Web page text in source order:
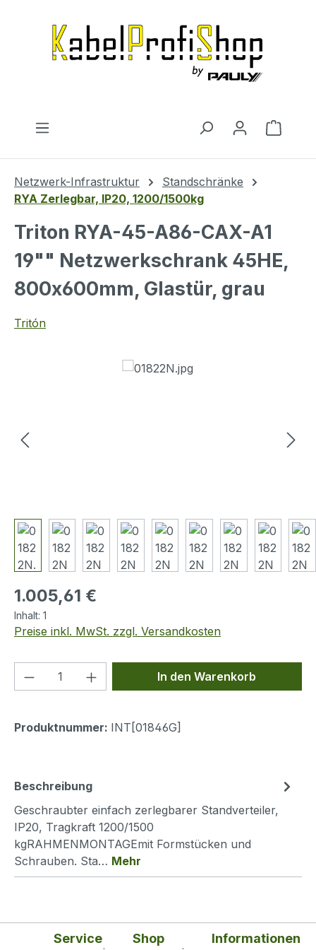
Netzwerk-Infrastruktur
Standschränke
RYA Zerlegbar, IP20, 1200/1500kg
Triton RYA-45-A86-CAX-A1
19"" Netzwerkschrank 45HE,
800x600mm, Glastür, grau
Tritón
Bildergalerie überspringen
Regulärer Preis:
1.005,61 €
Inhalt: 1
Preise inkl. MwSt. zzgl. Versandkosten
Produkt Anzahl: Gib denIn den Warenkorb
Produktnummer: INT[01846G]
Beschreibung
Geschraubter einfach zerlegbarer Standverteiler,
IP20, Tragkraft 1200/1500
kgRAHMENMONTAGEmit Formstücken und
Schrauben. Sta… Mehr
Service
Shop
Informationen